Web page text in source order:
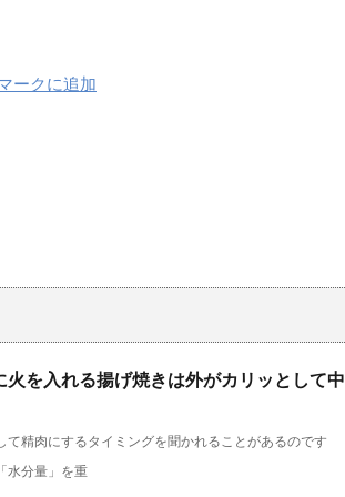
火を入れる揚げ焼きは外がカリッとして中
て精肉にするタイミングを聞かれることがあるのです
水分量」を重